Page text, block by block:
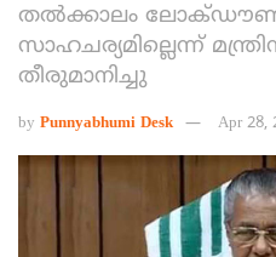
തല്‍ക്കാലം ലോക്ഡൗണ്‍
സാഹചര്യമില്ലെന്ന്
തീരുമാനിച്ചു
by Punnyabhumi Desk Apr 28,